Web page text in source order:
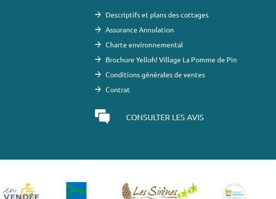
Descriptifs et plans des cottages
Assurance Annulation
Charte environnemental
Brochure Yelloh! Village La Pomme de Pin
Conditions générales de ventes
Contrat
CONSULTER LES AVIS